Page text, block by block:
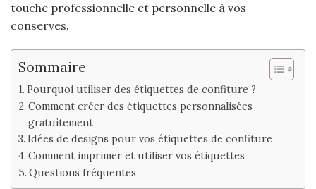
touche professionnelle et personnelle à vos
conserves.
Sommaire
Pourquoi utiliser des étiquettes de confiture ?
Comment créer des étiquettes personnalisées
gratuitement
Idées de designs pour vos étiquettes de confiture
Comment imprimer et utiliser vos étiquettes
Questions fréquentes